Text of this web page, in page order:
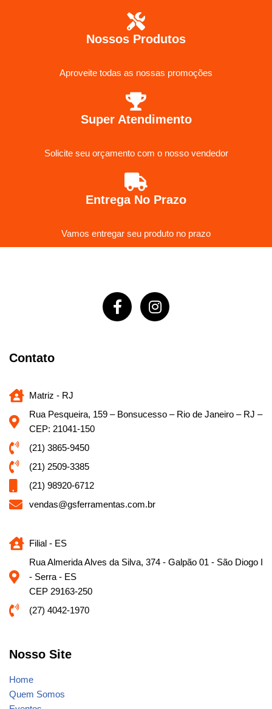
Nossos Produtos
Aproveite todas as nossas promoções
Super Atendimento
Solicite seu orçamento com o nosso vendedor
Entrega No Prazo
Vamos entregar seu produto no prazo
Contato
Matriz - RJ
Rua Pesqueira, 159 – Bonsucesso – Rio de Janeiro – RJ –
CEP: 21041-150
(21) 3865-9450
(21) 2509-3385
(21) 98920-6712
vendas@gsferramentas.com.br
Filial - ES
Rua Almerida Alves da Silva, 374 - Galpão 01 - São Diogo I
- Serra - ES
CEP 29163-250
(27) 4042-1970
Nosso Site
Home
Quem Somos